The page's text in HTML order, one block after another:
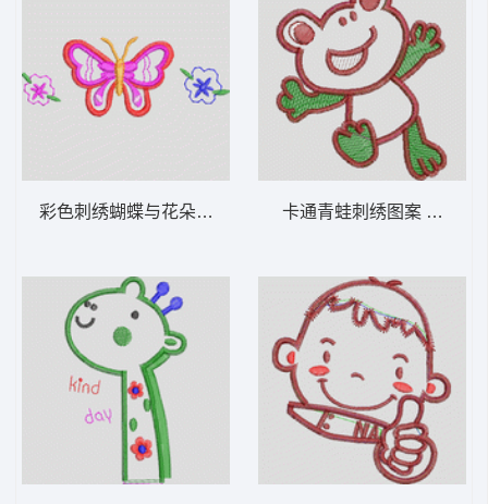
彩色刺绣蝴蝶与花朵图案 卡通童装章标贴布 卡通青蛙刺绣